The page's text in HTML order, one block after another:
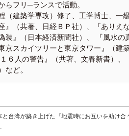
らフリ─ランスで活動。
（建築学専攻）修了、工学博士、一
』（共著、日経ＢＰ社）、『ありえ
装』（日本経済新聞社）、 『風水の
京スカイツリーと東京タワー』（建
６人の警告』（共著、文春新書）
など。
と台湾が築き上げた『地震時にお互いを助け